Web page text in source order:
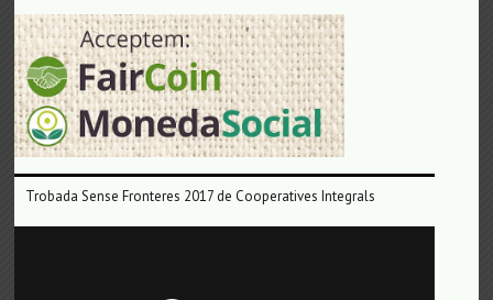
Trobada Sense Fronteres 2017 de Cooperatives Integrals